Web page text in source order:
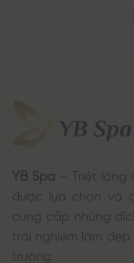
YB Spa – Triệt lông
được lựa chọn và
cung cấp những
trải nghiệm làm
trường.